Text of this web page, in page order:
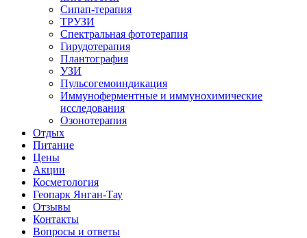
Сипап-терапия
ТРУЗИ
Спектральная фототерапия
Гирудотерапия
Плантография
УЗИ
Пульсогемоиндикация
Иммуноферментные и иммунохимические
исследования
Озонотерапия
Отдых
Питание
Цены
Акции
Косметология
Геопарк Янган-Тау
Отзывы
Контакты
Вопросы и ответы